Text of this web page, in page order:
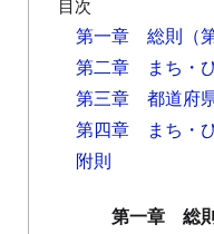
目次
第一章 総則
第二章 まち・
第三章 都道府
第四章 まち・
附則
第一章 総